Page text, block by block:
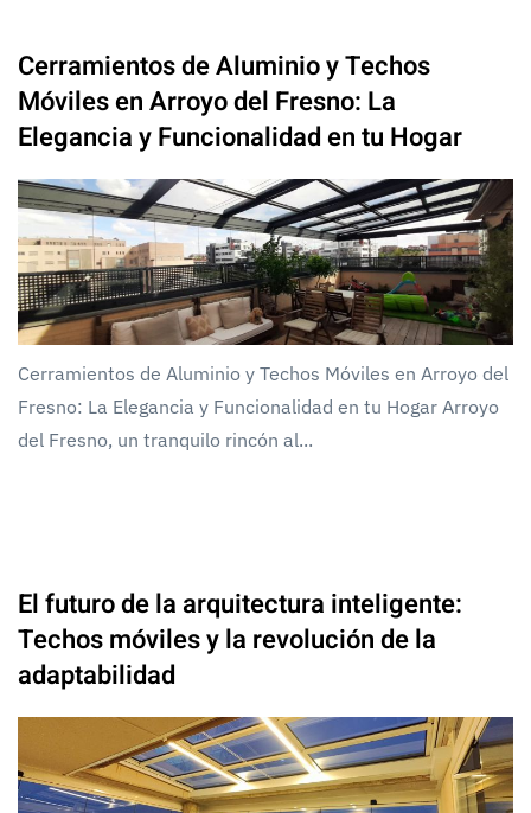
Cerramientos de Aluminio y Techos
Móviles en Arroyo del Fresno: La
Elegancia y Funcionalidad en tu Hogar
Cerramientos de Aluminio y Techos Móviles en Arroyo del
Fresno: La Elegancia y Funcionalidad en tu Hogar Arroyo
del Fresno, un tranquilo rincón al...
El futuro de la arquitectura inteligente:
Techos móviles y la revolución de la
adaptabilidad